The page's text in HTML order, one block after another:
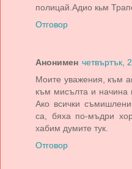
полицай.Адио кьм
Отговор
Анонимен четвъртък,
Моите уважения, към
към мисълта и начина
Ако всички
са, бяха по-мъдри
хабим думите тук.
Отговор